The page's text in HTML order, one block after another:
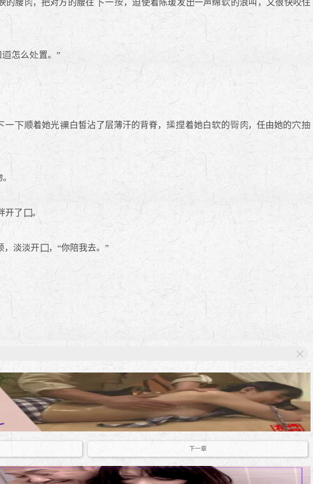
的腰 ，把对方的腰往 一 ，迫使着陈瑗发 一声绵
的浪叫，又很快咬住
怎么 置。”
一 顺着她光 白皙沾了层薄汗的背脊， 着她白 的
，任由她的
开了 。
，淡淡开 ，“你陪我去。”
下一章